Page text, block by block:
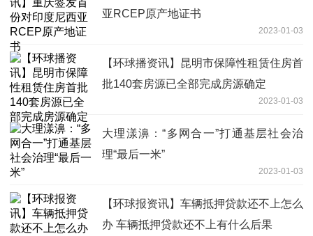
亚RCEP原产地证书
2023-01-03
【环球播资讯】昆明市保障性租赁住房首
批140套房源已全部完成房源确定
2023-01-03
大理漾濞：“多网合一”打通基层社会治
理“最后一米”
2023-01-03
【环球报资讯】车辆抵押贷款还不上怎么
办 车辆抵押贷款还不上有什么后果